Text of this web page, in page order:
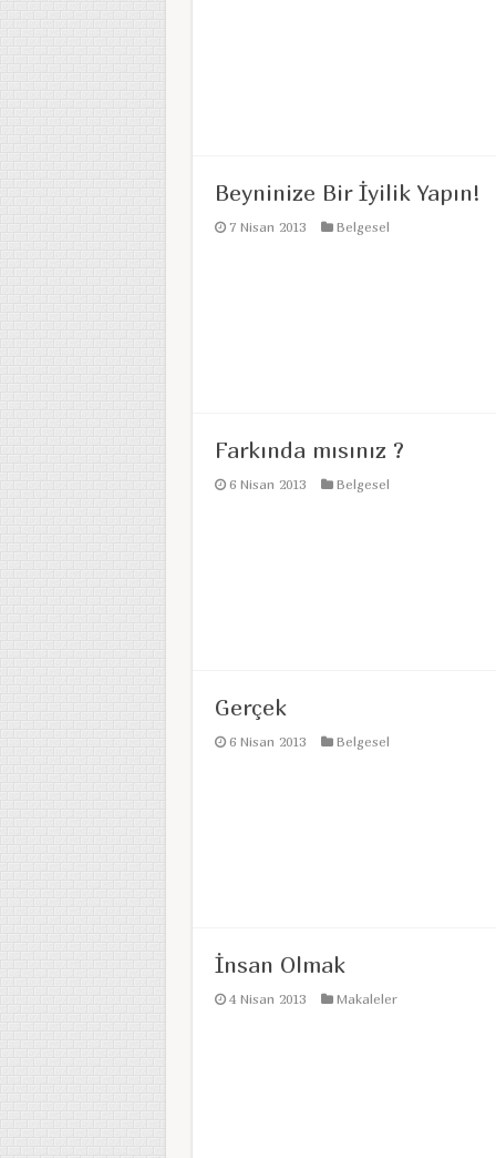
Beyninize Bir İyilik Yapın!
7 Nisan 2013 Belgesel
Farkında mısınız ?
6 Nisan 2013 Belgesel
Gerçek
6 Nisan 2013 Belgesel
İnsan Olmak
4 Nisan 2013 Makaleler